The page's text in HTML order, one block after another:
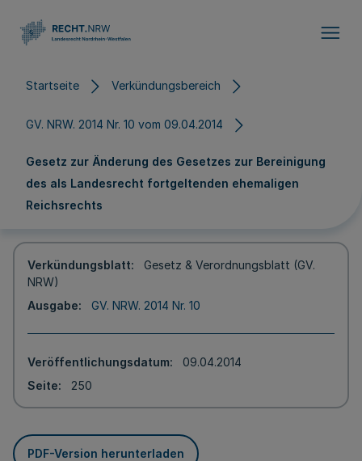
Startseite Verkündungsbereich
GV. NRW. 2014 Nr. 10 vom 09.04.2014
Gesetz zur Änderung des Gesetzes zur Bereinigung
des als Landesrecht fortgeltenden ehemaligen
Reichsrechts
Verkündungsblatt
Gesetz & Verordnungsblatt (GV.
NRW)
Ausgabe
GV. NRW. 2014 Nr. 10
Veröffentlichungsdatum
09.04.2014
Seite
250
PDF-Version herunterladen